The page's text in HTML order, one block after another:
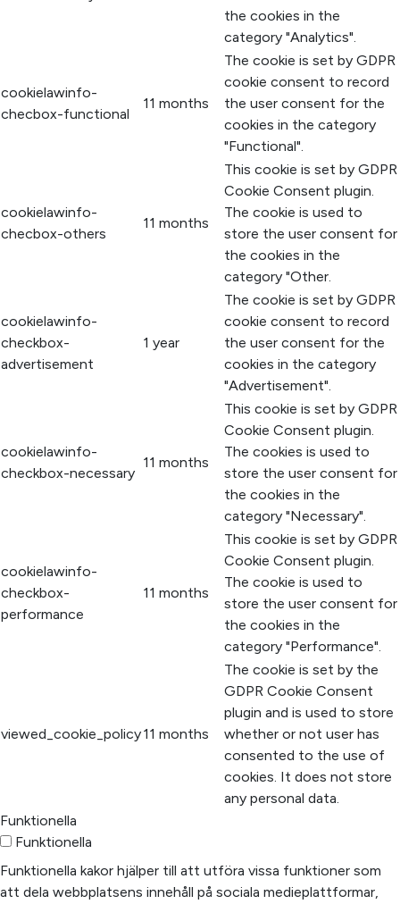
the cookies in the
category "Analytics".
cookielawinfo-
checbox-functional
11 months
The cookie is set by GDPR
cookie consent to record
the user consent for the
cookies in the category
"Functional".
cookielawinfo-
checbox-others
11 months
This cookie is set by GDPR
Cookie Consent plugin.
The cookie is used to
store the user consent for
the cookies in the
category "Other.
cookielawinfo-
checkbox-
advertisement
1 year
The cookie is set by GDPR
cookie consent to record
the user consent for the
cookies in the category
"Advertisement".
cookielawinfo-
checkbox-necessary
11 months
This cookie is set by GDPR
Cookie Consent plugin.
The cookies is used to
store the user consent for
the cookies in the
category "Necessary".
cookielawinfo-
checkbox-
performance
11 months
This cookie is set by GDPR
Cookie Consent plugin.
The cookie is used to
store the user consent for
the cookies in the
category "Performance".
viewed_cookie_policy11 months
The cookie is set by the
GDPR Cookie Consent
plugin and is used to store
whether or not user has
consented to the use of
cookies. It does not store
any personal data.
Funktionella
Funktionella
Funktionella kakor hjälper till att utföra vissa funktioner som
att dela webbplatsens innehåll på sociala medieplattformar,